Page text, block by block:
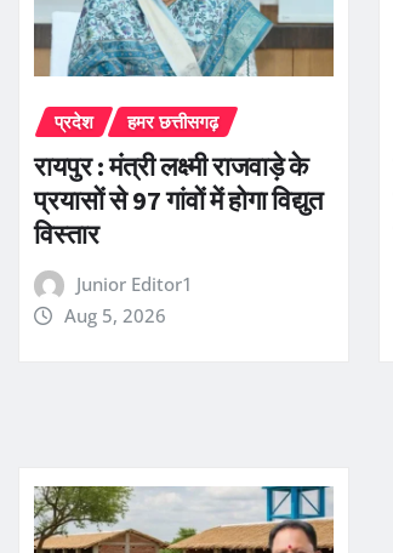
प्रदेश हमर छत्तीसगढ़
रायपुर : मंत्री लक्ष्मी राजवाड़े के
प्रयासों से 97 गांवों में होगा विद्युत
विस्तार
Junior Editor1
Aug 5, 2026